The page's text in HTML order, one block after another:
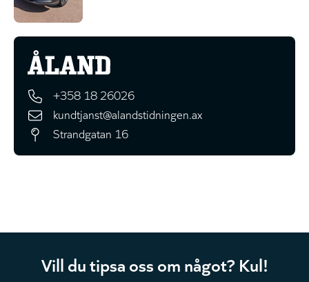
+358 18 26026
kundtjanst@alandstidningen.ax
Strandgatan 16
Vill du tipsa oss om något? Kul!